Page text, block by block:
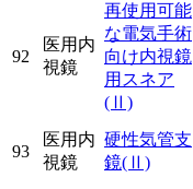
92
医用内
視鏡
再使用可能
な電気手術
向け内視鏡
用スネア
(Ⅱ)
93
医用内
視鏡
硬性気管支
鏡(Ⅱ)